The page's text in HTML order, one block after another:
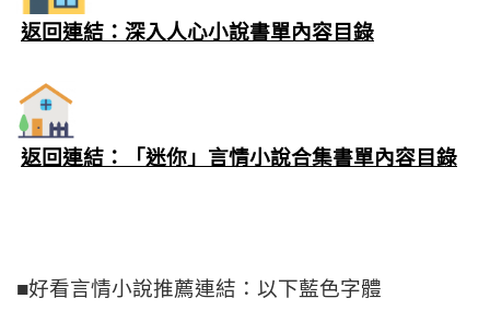
返回連結：深入人心小說書單內容目錄
返回連結：「迷你」言情小說合集書單內容目錄
■好看言情小說推薦連結：以下藍色字體